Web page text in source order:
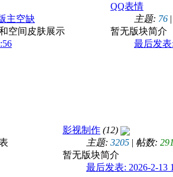
主空缺
空间皮肤展示
QQ表情
主题: 76 |
暂无版块简介
最后发表
影视制作 (12)
主题: 3205 | 帖数:
暂无版块简介
最后发表: 2026-2-13